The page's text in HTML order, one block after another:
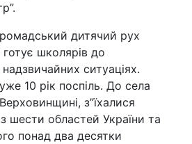
дитячий рух
школярів до
ситуаціях.
10 рік поспіль. До села
з”їхалися
шести областей України та
понад два десятки